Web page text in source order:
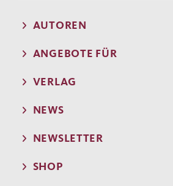
AUTOREN
ANGEBOTE FÜR
VERLAG
NEWS
NEWSLETTER
SHOP